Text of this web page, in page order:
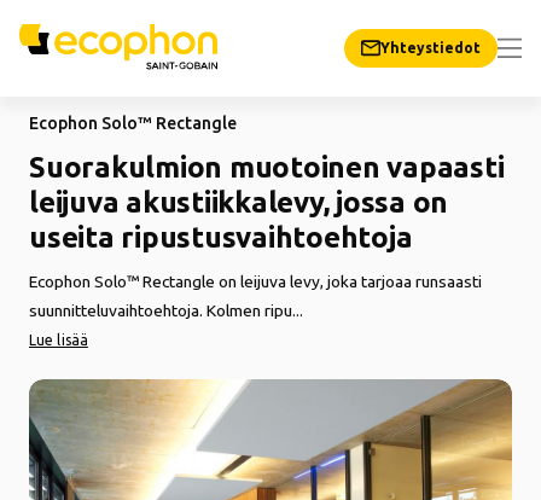
Yhteystiedot
Ecophon Solo™ Rectangle
Suorakulmion muotoinen vapaasti
leijuva akustiikkalevy, jossa on
useita ripustusvaihtoehtoja
Ecophon Solo™ Rectangle on leijuva levy, joka tarjoaa runsaasti
suunnitteluvaihtoehtoja. Kolmen ripu...
Lue lisää